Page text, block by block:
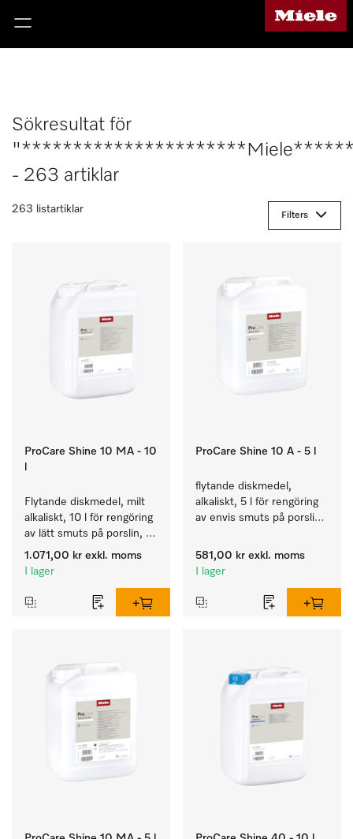
Sökresultat för
- 263 artiklar
263 listartiklar
Filters
ProCare Shine 10 MA - 10
Flytande diskmedel, milt
alkaliskt, 10 l för rengöring
av lätt smuts på porslin,
bestick och glas.
1.071,00 kr exkl. moms
I lager
ProCare Shine 10 A - 5 l
flytande diskmedel,
alkaliskt, 5 l för rengöring
av envis smuts på porslin,
581,00 kr exkl. moms
I lager